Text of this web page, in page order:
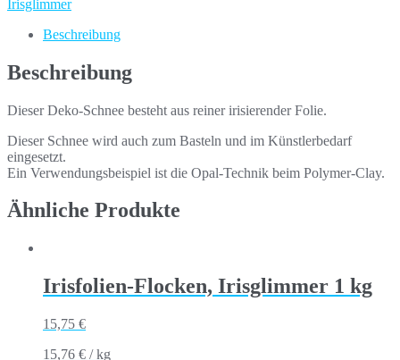
Irisglimmer
Beschreibung
Beschreibung
Dieser Deko-Schnee besteht aus reiner irisierender Folie.
Dieser Schnee wird auch zum Basteln und im Künstlerbedarf
eingesetzt.
Ein Verwendungsbeispiel ist die Opal-Technik beim Polymer-Clay.
Ähnliche Produkte
Irisfolien-Flocken, Irisglimmer 1 kg
15,75 €
15,76 € /kg